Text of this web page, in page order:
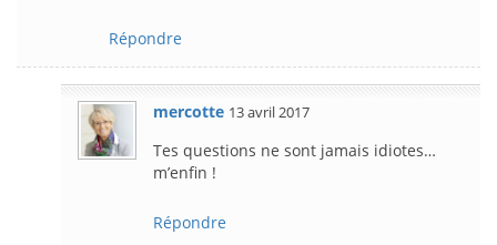
Répondre
mercotte 13 avril 2017
Tes questions ne sont jamais idiotes…
m’enfin !
Répondre